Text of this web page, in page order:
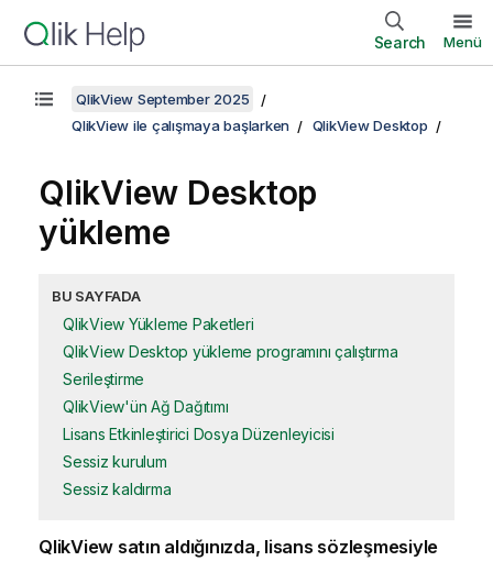
Search Menü
QlikView September 2025
QlikView ile çalışmaya başlarken
QlikView Desktop
QlikView Desktop
yükleme
BU SAYFADA
QlikView Yükleme Paketleri
QlikView Desktop yükleme programını çalıştırma
Serileştirme
QlikView'ün Ağ Dağıtımı
Lisans Etkinleştirici Dosya Düzenleyicisi
Sessiz kurulum
Sessiz kaldırma
QlikView satın aldığınızda, lisans sözleşmesiyle